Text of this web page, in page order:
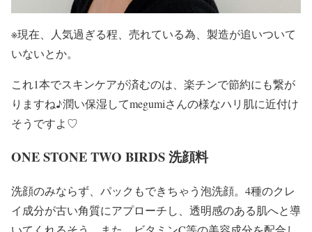
※現在、人気過ぎる程、売れている為、製造が追いついて
いないとか。
これ1本でスキンケアが済むのは、楽チンで節約にも繋が
りますね♪潤い保湿してmegumiさんの様なハリ肌に近付け
そうですよ♡
ONE STONE TWO BIRDS 洗顔料
洗顔のみならず、パックもできちゃう泡洗顔。4種のクレ
イ成分が古い角質にアプローチし、透明感のある肌へと導